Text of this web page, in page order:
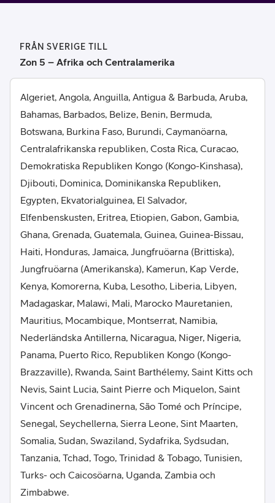
FRÅN SVERIGE TILL
Zon 5 – Afrika och Centralamerika
Algeriet, Angola, Anguilla, Antigua & Barbuda, Aruba,
Bahamas, Barbados, Belize, Benin, Bermuda,
Botswana, Burkina Faso, Burundi, Caymanöarna,
Centralafrikanska republiken, Costa Rica, Curacao,
Demokratiska Republiken Kongo (Kongo-Kinshasa),
Djibouti, Dominica, Dominikanska Republiken,
Egypten, Ekvatorialguinea, El Salvador,
Elfenbenskusten, Eritrea, Etiopien, Gabon, Gambia,
Ghana, Grenada, Guatemala, Guinea, Guinea-Bissau,
Haiti, Honduras, Jamaica, Jungfruöarna (Brittiska),
Jungfruöarna (Amerikanska), Kamerun, Kap Verde,
Kenya, Komorerna, Kuba, Lesotho, Liberia, Libyen,
Madagaskar, Malawi, Mali, Marocko Mauretanien,
Mauritius, Mocambique, Montserrat, Namibia,
Nederländska Antillerna, Nicaragua, Niger, Nigeria,
Panama, Puerto Rico, Republiken Kongo (Kongo-
Brazzaville), Rwanda, Saint Barthélemy, Saint Kitts och
Nevis, Saint Lucia, Saint Pierre och Miquelon, Saint
Vincent och Grenadinerna, São Tomé och Príncipe,
Senegal, Seychellerna, Sierra Leone, Sint Maarten,
Somalia, Sudan, Swaziland, Sydafrika, Sydsudan,
Tanzania, Tchad, Togo, Trinidad & Tobago, Tunisien,
Turks- och Caicosöarna, Uganda, Zambia och
Zimbabwe.